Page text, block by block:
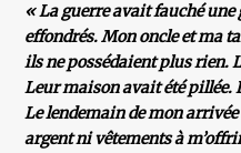
« La guerre avait fauché
effondrés. Mon oncle et ma
ils ne possédaient plus rien.
Leur maison avait été pillée.
Le lendemain de mon
argent ni vêtements à